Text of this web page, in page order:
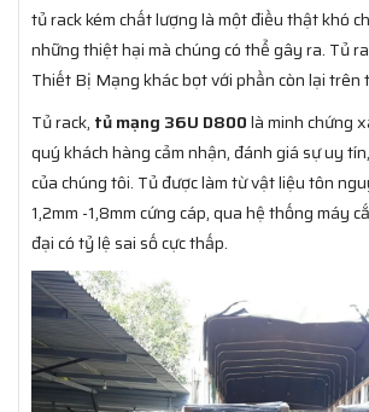
tủ rack kém chất lượng là một điều thật khó
những thiệt hại mà chúng có thể gây ra. Tủ
Thiết Bị Mạng khác bọt với phần còn lại trên
Tủ rack, tủ mạng 36U D800là minh chứng
quý khách hàng cảm nhận, đánh giá sự uy
của chúng tôi. Tủ được làm từ vật liệu tôn
1,2mm -1,8mm cứng cáp, qua hệ thống máy
đại có tỷ lệ sai số cực thấp.